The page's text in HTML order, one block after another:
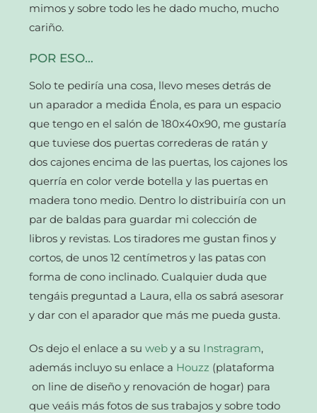
mimos y sobre todo les he dado mucho, mucho
cariño.
POR ESO…
Solo te pediría una cosa, llevo meses detrás de
un aparador a medida Énola, es para un espacio
que tengo en el salón de 180x40x90, me gustaría
que tuviese dos puertas correderas de ratán y
dos cajones encima de las puertas, los cajones los
querría en color verde botella y las puertas en
madera tono medio. Dentro lo distribuiría con un
par de baldas para guardar mi colección de
libros y revistas. Los tiradores me gustan finos y
cortos, de unos 12 centímetros y las patas con
forma de cono inclinado. Cualquier duda que
tengáis preguntad a Laura, ella os sabrá asesorar
y dar con el aparador que más me pueda gusta.
Os dejo el enlace a suweb y a su Instragram,
además incluyo su enlace a Houzz (plataforma
on line de diseño y renovación de hogar) para
que veáis más fotos de sus trabajos y sobre todo